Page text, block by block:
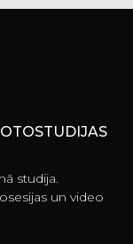
studija.
un video